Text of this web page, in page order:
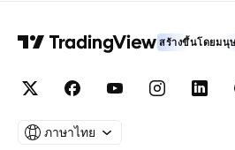
สร้างขึ้นโดยมนุ
ภาษาไทย